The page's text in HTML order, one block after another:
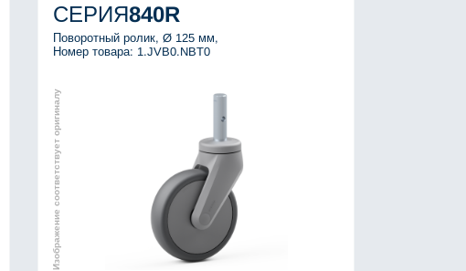
СЕРИЯ840R
Поворотный ролик, Ø 125 мм,
Номер товара: 1.JVB0.NBT0
Изображение соответствует оригиналу